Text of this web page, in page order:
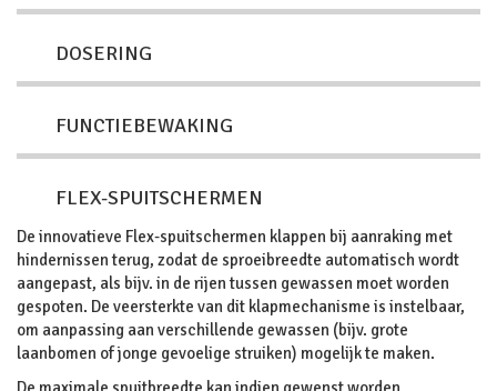
DOSERING
FUNCTIEBEWAKING
FLEX-SPUITSCHERMEN
De innovatieve Flex-spuitschermen klappen bij aanraking met
hindernissen terug, zodat de sproeibreedte automatisch wordt
aangepast, als bijv. in de rijen tussen gewassen moet worden
gespoten. De veersterkte van dit klapmechanisme is instelbaar,
om aanpassing aan verschillende gewassen (bijv. grote
laanbomen of jonge gevoelige struiken) mogelijk te maken.